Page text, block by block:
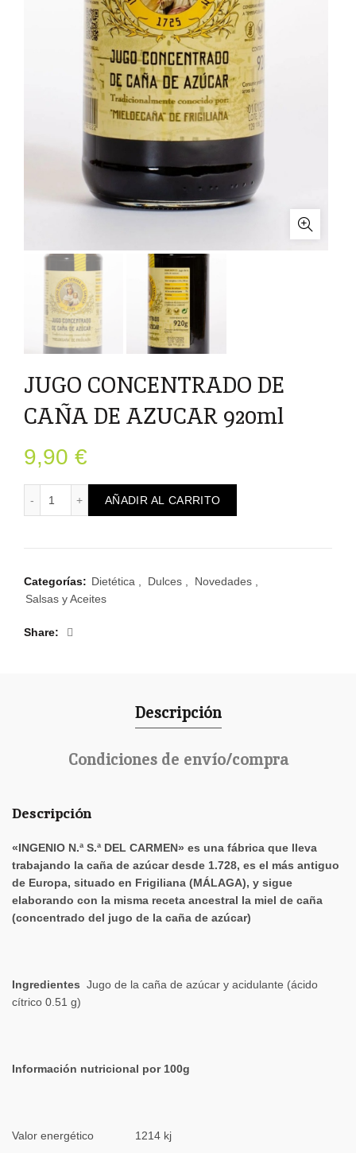
JUGO CONCENTRADO DE
CAÑA DE AZUCAR 920ml
9,90 €
JUGO CONCENTRADO DE CAÑA DE AZUCAR 920ml
AÑADIR AL CARRITO
Categorías: Dietética Dulces Novedades
Salsas y Aceites
Share
Descripción
Condiciones de envío/compra
Descripción
«INGENIO N.ª S.ª DEL CARMEN» es una fábrica que lleva
trabajando la caña de azúcar desde 1.728, es el más antiguo
de Europa, situado en Frigiliana (MÁLAGA), y sigue
elaborando con la misma receta ancestral la miel de caña
(concentrado del jugo de la caña de azúcar)
Ingredientes Jugo de la caña de azúcar y acidulante (ácido
cítrico 0.51 g)
Información nutricional por 100g
Valor energético 1214 kj